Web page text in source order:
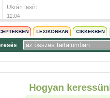
Ukrán fasírt
12:04
LEXIKONBAN CIKKEKBEN
Hogyan